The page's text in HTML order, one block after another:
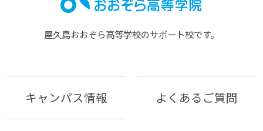
屋久島おおぞら⾼等学校のサポート校です。
キャンパス情報 よくあるご質問